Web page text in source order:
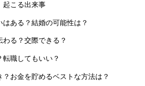
起こる出来事
はある？結婚の可能性は？
わる？交際できる？
転職してもいい？
お金を貯めるベストな方法は？